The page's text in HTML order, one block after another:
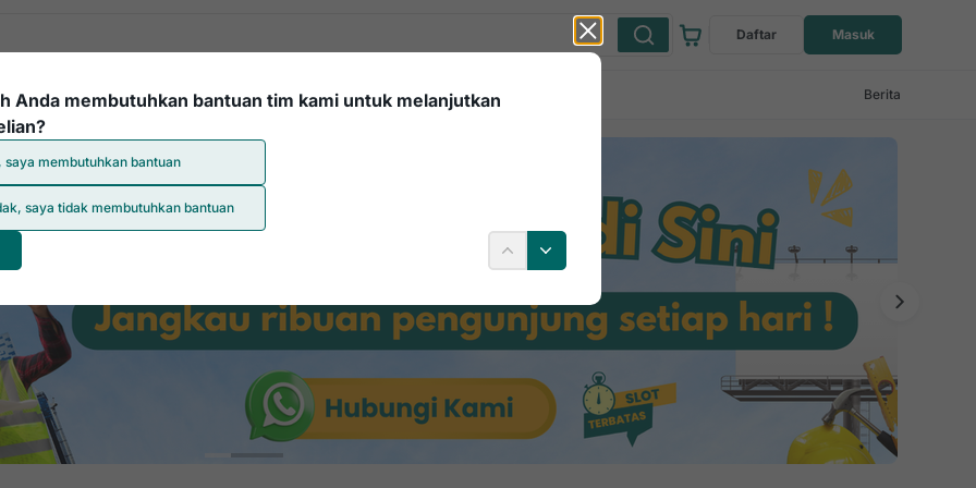
Daftar Masuk
Pipa PVC Triplek Kloset Duduk Cat Dinding Berita
Anda membutuhkan bantuan tim kami untuk melanjutkan
saya membutuhkan bantuan
saya tidak membutuhkan bantuan